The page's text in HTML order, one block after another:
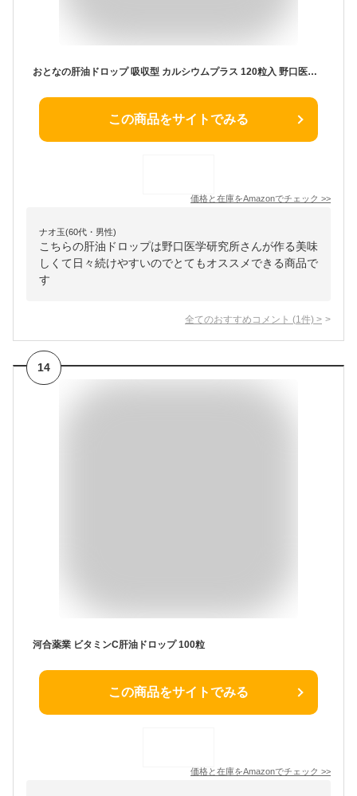
おとなの肝油ドロップ 吸収型 カルシウムプラス 120粒入 野口医学研究所 3セット
この商品をサイトでみる
価格と在庫をAmazonでチェック >>
ナオ玉(60代・男性)
こちらの肝油ドロップは野口医学研究所さんが作る美味
しくて日々続けやすいのでとてもオススメできる商品で
す
全てのおすすめコメント (1 件) >
14
河合薬業 ビタミンC肝油ドロップ 100粒
この商品をサイトでみる
価格と在庫をAmazonでチェック >>